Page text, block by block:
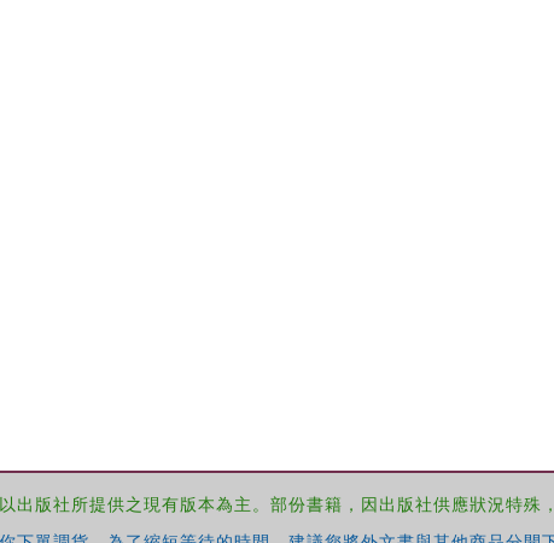
版社所提供之現有版本為主。部份書籍，因出版社供應狀況特殊